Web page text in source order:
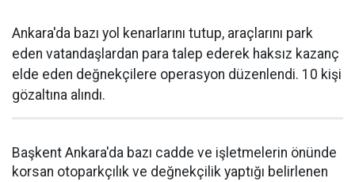
Ankara'da bazı yol kenarlarını tutup, araçlarını park
eden vatandaşlardan para talep ederek haksız kazanç
elde eden değnekçilere operasyon düzenlendi. 10 kişi
gözaltına alındı.
Başkent Ankara'da bazı cadde ve işletmelerin önünde
korsan otoparkçılık ve değnekçilik yaptığı belirlenen